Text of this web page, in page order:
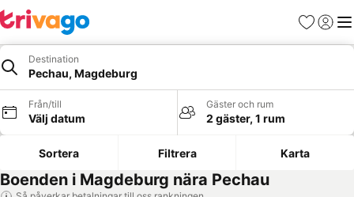
Favoriter
Logga
Destination
Pechau, Magdeburg
Från/till
Välj datum
Gäster och rum
2 gäster, 1 rum
Sortera Filtrera Karta
Boenden i Magdeburg nära Pechau